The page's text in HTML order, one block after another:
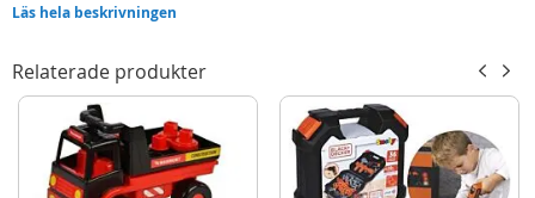
Alla delar är tillverkade i barnvänlig plast med realistiska detaljer som gör
Ett perfekt set för små byggare som älskar att skapa, bygga och ha kul!
Innehåll:
Bosch verktygslåda
Borr
Läs hela beskrivningen
Relaterade produkter